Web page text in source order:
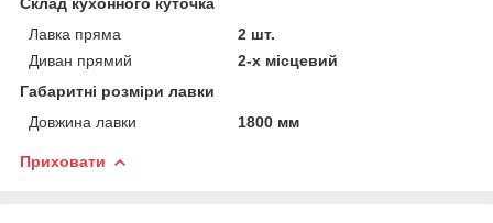
Лавка пряма
2 шт.
Диван прямий
2-х місцевий
Габаритні розміри лавки
Довжина лавки
1800 мм
Приховати